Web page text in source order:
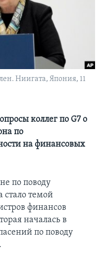
Ниигата, Япония, 11
коллег по G7 о
по
на финансовых
по поводу
стало темой
финансов
началась в
по поводу